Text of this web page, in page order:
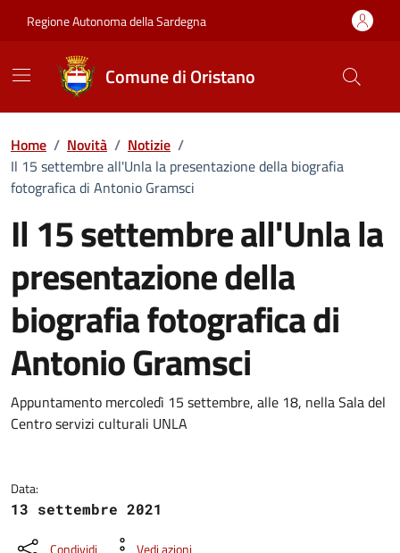
Regione Autonoma della Sardegna
Comune di Oristano
Home / Novità / Notizie /
Il 15 settembre all'Unla la presentazione della biografia
fotografica di Antonio Gramsci
Il 15 settembre all'Unla la
presentazione della
biografia fotografica di
Antonio Gramsci
Dettagli della notizia
Appuntamento mercoledì 15 settembre, alle 18, nella Sala del
Centro servizi culturali UNLA
Data:
13 settembre 2021
Condividi Vedi azioni